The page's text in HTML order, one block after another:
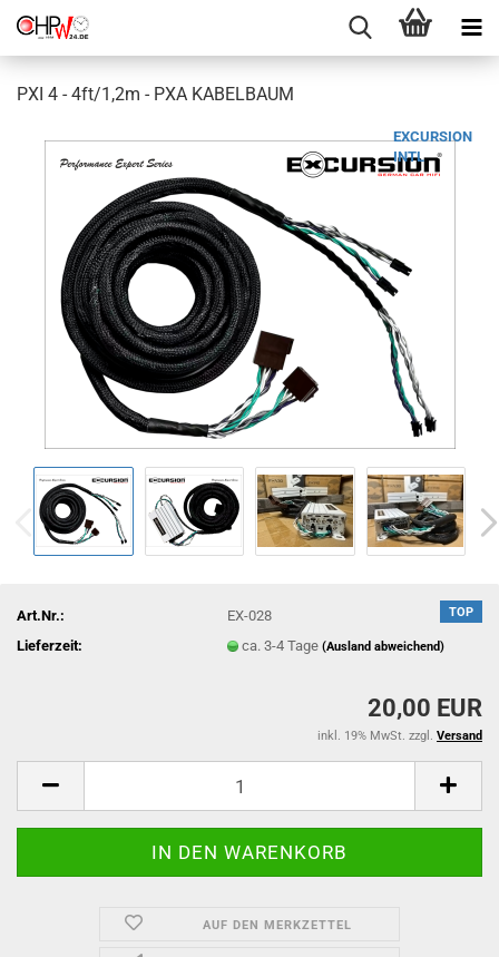
PXI 4 - 4ft/1,2m - PXA KABELBAUM
EXCURSION
INTL
TOP
Art.Nr.:
EX-028
Lieferzeit:
ca. 3-4 Tage(Ausland abweichend)
20,00 EUR
inkl. 19% MwSt. zzgl. Versand
AUF DEN MERKZETTEL